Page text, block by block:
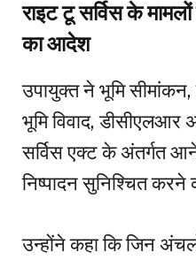
राइट टू सर्विस के
का आदेश
उपायुक्त ने भूमि सीमांकन,
भूमि विवाद,
सर्विस एक्ट के अंतर्गत
निष्पादन सुनिश्चित करने
उन्होंने कहा कि जिन